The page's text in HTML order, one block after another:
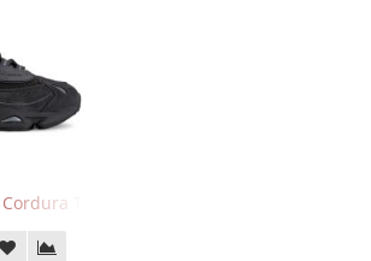
Trainers Black Cement